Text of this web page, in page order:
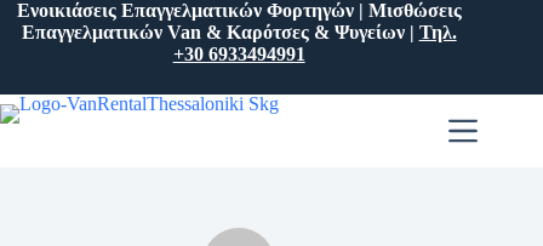
Ενοικιάσεις Επαγγελματικών Φορτηγών | Μισθώσεις
Επαγγελματικών Van & Καρότσες & Ψυγείων | Τηλ.
+30 6933494991